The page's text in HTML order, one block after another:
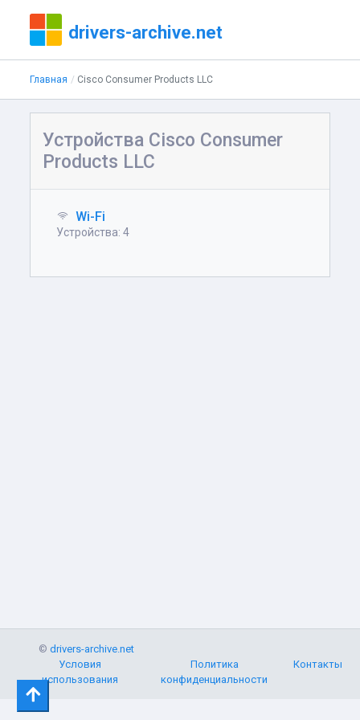
drivers-archive.net
Главная Cisco Consumer Products LLC
Устройства Cisco Consumer
Products LLC
Wi-Fi
Устройства: 4
©drivers-archive.net
Условия
использования
Политика
конфиденциальности
Контакты